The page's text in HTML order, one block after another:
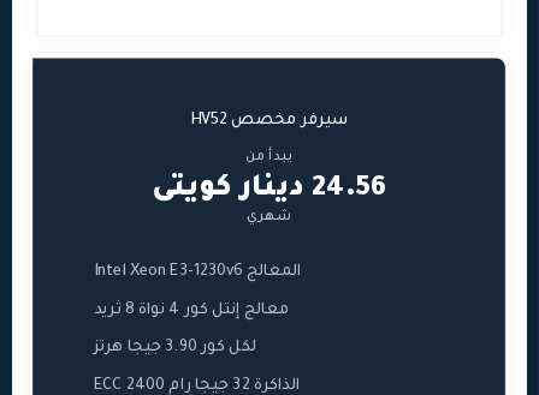
سيرفر مخصص HV52
يبدأ من
24.56 دينار كويتى
شهري
المعالج Intel Xeon E3-1230v6
معالج إنتل كور 4 نواة 8 ثريد
لكل كور 3.90 جيجا هرتز
الذاكرة 32 جيجا رام ECC 2400